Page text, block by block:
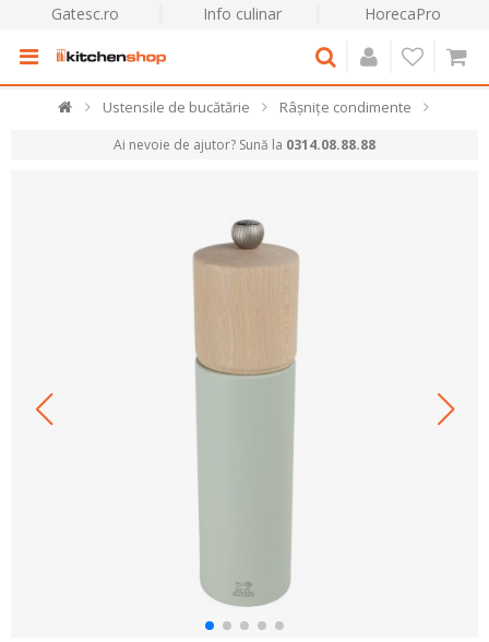
Gatesc.ro Info culinar HorecaPro
Ustensile de bucătărie Râșnițe condimente
Ai nevoie de ajutor? Sună la 0314.08.88.88